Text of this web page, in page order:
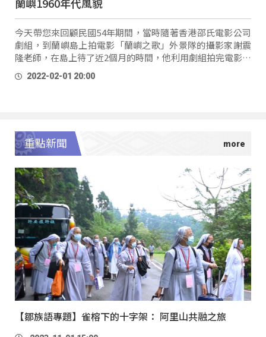
蘭嶼1960年代風貌
今天帶您來回顧民國54年期間，當時隨著香港邵氏電影公司
劇組，到蘭嶼島上拍電影「蘭嶼之歌」外景隊的攝影家謝震
隆老師，在島上待了近2個月的時間，他利用劇組拍完電影之
餘，拍了很多珍貴的蘭嶼老照片，並在108年3月已故紀守常
神父百歲冥誕的紀念會上，展出「蘭嶼情懷攝影展」，一幅
2022-02-01 20:00
重點新聞
【鄒族語專題】雀榕下的十字架： 阿里山共融之旅